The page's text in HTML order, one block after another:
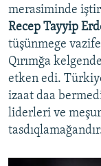
merasiminde
Recep Tayyip
tüşünmege
Qırımğa
etken edi.
izaat daa
liderleri ve